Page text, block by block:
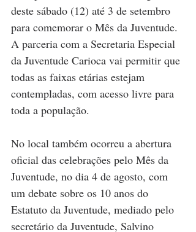
deste sábado (12) até 3 de setembro
para comemorar o Mês da Juventude.
A parceria com a Secretaria Especial
da Juventude Carioca vai permitir que
todas as faixas etárias estejam
contempladas, com acesso livre para
toda a população.
No local também ocorreu a abertura
oficial das celebrações pelo Mês da
Juventude, no dia 4 de agosto, com
um debate sobre os 10 anos do
Estatuto da Juventude, mediado pelo
secretário da Juventude, Salvino